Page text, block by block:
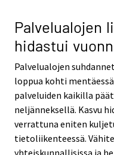
Palvelualojen
hidastui
Palvelualojen
loppua kohti
palveluiden kaikilla
neljänneksellä. Kasvu
verrattuna eniten
tietoliikenteessä.